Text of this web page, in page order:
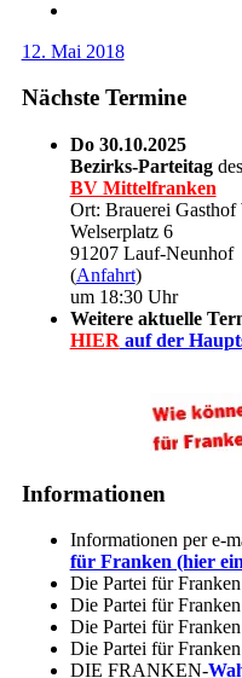
12. Mai 2018
Nächste Termine
Do 30.10.2025
Bezirks-Parteitagdes
BV Mittelfranken
Ort: Brauerei Gasthof
Welserplatz 6
91207 Lauf-Neunhof
(Anfahrt)
um 18:30 Uhr
Weitere aktuelle
HIER auf der
Informationen
Informationen per e-
für Franken (hier
Die Partei für
Die Partei für
Die Partei für
Die Partei für
DIE FRANKEN-